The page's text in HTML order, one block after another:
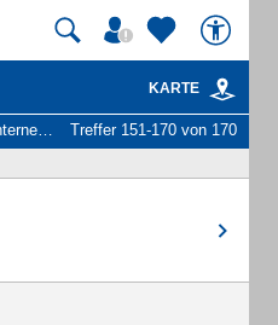
KARTE
Treffer 151-170 von 170